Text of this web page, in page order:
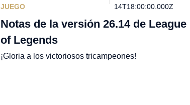
JUEGO
14T18:00:00.000Z
Notas de la versión 26.14 de League
of Legends
¡Gloria a los victoriosos tricampeones!